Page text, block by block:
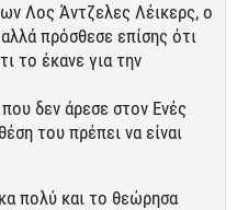
Λος Άντζελες Λέικερς, ο
πρόσθεσε επίσης ότι
το έκανε για την
δεν άρεσε στον Ενές
του πρέπει να είναι
πολύ και το θεώρησα